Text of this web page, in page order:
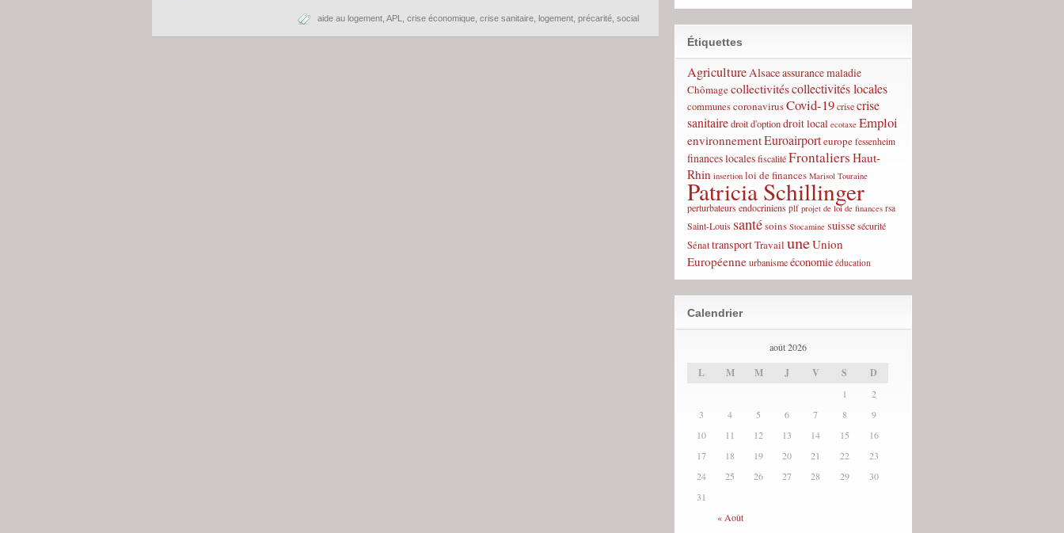
aide au logement APL crise économique crise sanitaire logement précarité social
Étiquettes
Agriculture Alsaceassurance maladie
Chômagecollectivitéscollectivités locales
communescoronavirusCovid-19crisecrise
sanitairedroit d'optiondroit local ecotaxe Emploi
environnementEuroairporteurope fessenheim
finances localesfiscalitéFrontaliers Haut-
Rhin insertion loi de finances Marisol Touraine
Patricia Schillinger
perturbateurs endocriniens plf projet de loi de finances rsa
Saint-Louis santésoins Stocamine suissesécurité
SénattransportTravail uneUnion
Européenneurbanismeéconomie éducation
Calendrier
août 2026
L M M J V S D
« Août
1
2
3
4 5 6 7 8
9
10
11 12 13 14 15
16
17
18 19 20 21 22
23
24
25 26 27 28 29
30
31